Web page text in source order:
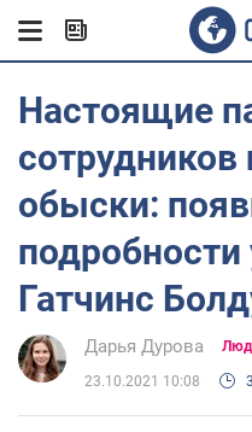
Настоящие
обыски:
подробности
Гатчинс
Дарья Дурова
23.10.2021 10:08